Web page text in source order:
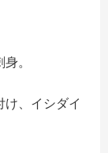
。
、イシダイ